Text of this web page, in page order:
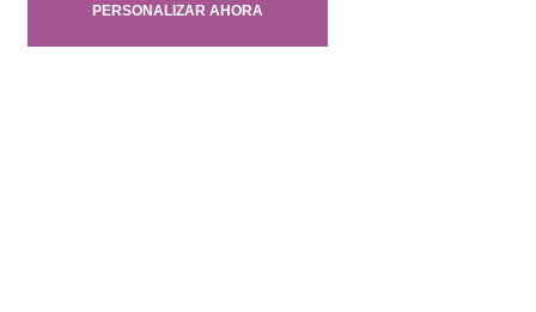
PERSONALIZAR AHORA